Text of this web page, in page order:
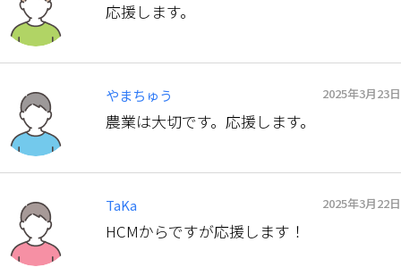
応援します。
やまちゅう 2025年3月23日
農業は大切です。応援します。
TaKa 2025年3月22日
HCMからですが応援します！